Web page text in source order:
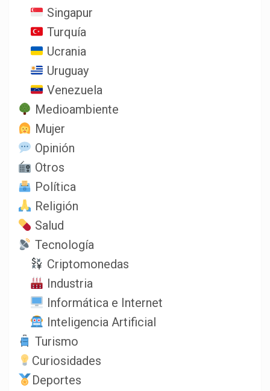
Singapur
Turquía
Ucrania
Uruguay
Venezuela
Medioambiente
Mujer
Opinión
Otros
Política
Religión
Salud
Tecnología
Criptomonedas
Industria
Informática e Internet
Inteligencia Artificial
Turismo
Curiosidades
Deportes